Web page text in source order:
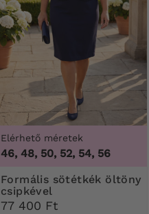
Elérhető méretek
46, 48, 50, 52, 54, 56
Formális sötétkék öltöny
csipkével
77 400 Ft